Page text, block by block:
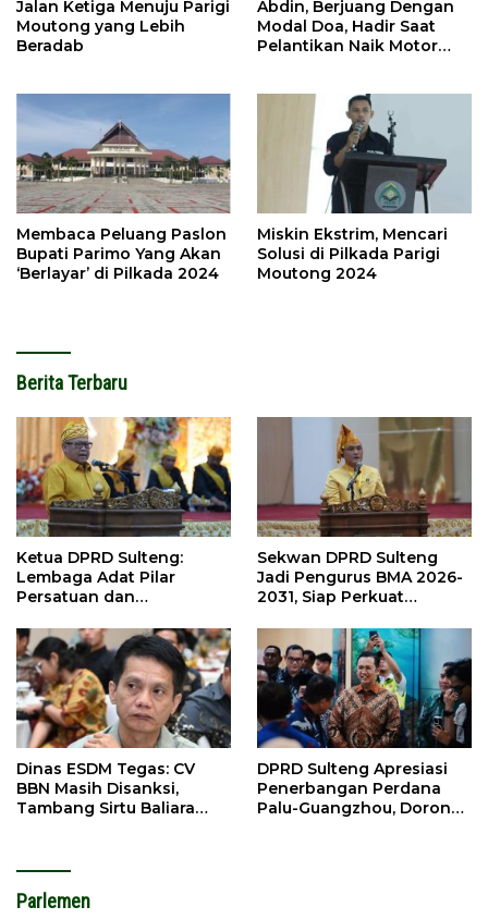
Jalan Ketiga Menuju Parigi
Moutong yang Lebih
Beradab
Abdin, Berjuang Dengan
Modal Doa, Hadir Saat
Pelantikan Naik Motor
Membaca Peluang Paslon
Bupati Parimo Yang Akan
‘Berlayar’ di Pilkada 2024
Miskin Ekstrim, Mencari
Solusi di Pilkada Parigi
Moutong 2024
Berita Terbaru
Ketua DPRD Sulteng:
Lembaga Adat Pilar
Persatuan dan
Sekwan DPRD Sulteng
Jadi Pengurus BMA 2026-
2031, Siap Perkuat
Dinas ESDM Tegas: CV
BBN Masih Disanksi,
Tambang Sirtu Baliara
DPRD Sulteng Apresiasi
Penerbangan Perdana
Palu-Guangzhou, Dorong
Parlemen